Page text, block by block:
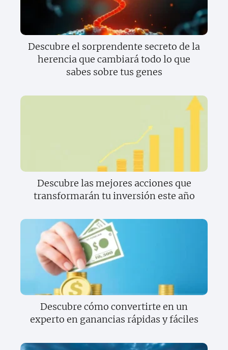
Descubre el sorprendente secreto de la
herencia que cambiará todo lo que
sabes sobre tus genes
Descubre las mejores acciones que
transformarán tu inversión este año
Descubre cómo convertirte en un
experto en ganancias rápidas y fáciles